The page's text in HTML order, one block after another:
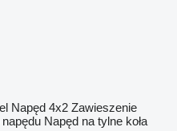
Napęd 4x2 Zawieszenie
Napęd na tylne koła